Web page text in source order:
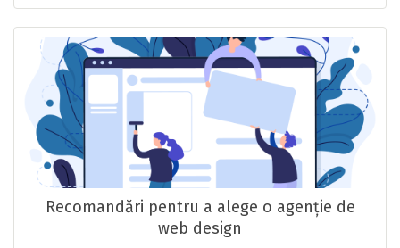
Recomandări pentru a alege o agenție de
web design